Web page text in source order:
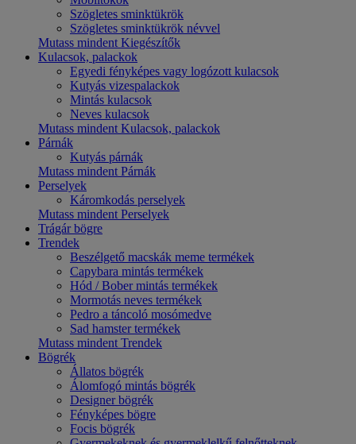
Szögletes sminktükrök
Szögletes sminktükrök névvel
Mutass mindent Kiegészítők
Kulacsok, palackok
Egyedi fényképes vagy logózott kulacsok
Kutyás vizespalackok
Mintás kulacsok
Neves kulacsok
Mutass mindent Kulacsok, palackok
Párnák
Kutyás párnák
Mutass mindent Párnák
Perselyek
Káromkodás perselyek
Mutass mindent Perselyek
Trágár bögre
Trendek
Beszélgető macskák meme termékek
Capybara mintás termékek
Hód / Bober mintás termékek
Mormotás neves termékek
Pedro a táncoló mosómedve
Sad hamster termékek
Mutass mindent Trendek
Bögrék
Állatos bögrék
Álomfogó mintás bögrék
Designer bögrék
Fényképes bögre
Focis bögrék